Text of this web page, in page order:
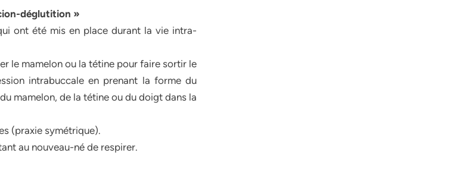
déglutition »
ont été mis en place durant la vie intra-
le mamelon ou la tétine pour faire sortir le
intrabuccale en prenant la forme du
mamelon, de la tétine ou du doigt dans la
(praxie symétrique).
au nouveau-né de respirer.